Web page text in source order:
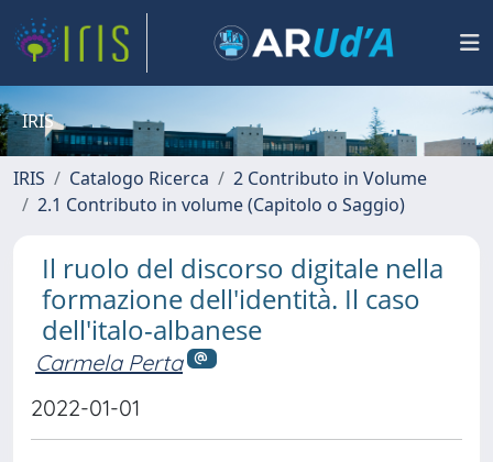
IRIS
IRIS Catalogo Ricerca
2 Contributo in Volume
2.1 Contributo in volume (Capitolo o Saggio)
Il ruolo del discorso digitale nella
formazione dell'identità. Il caso
dell'italo-albanese
Carmela Perta
2022-01-01